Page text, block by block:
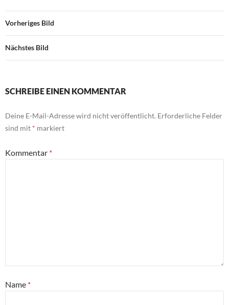
Vorheriges Bild
Nächstes Bild
SCHREIBE EINEN KOMMENTAR
Deine E-Mail-Adresse wird nicht veröffentlicht. Erforderliche Felder
sind mit * markiert
Kommentar *
Name *